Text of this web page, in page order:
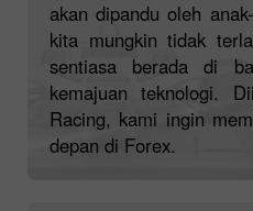
akan dipandu oleh
kita mungkin tidak
sentiasa berada di
kemajuan teknologi.
Racing, kami ingin
depan di Forex.